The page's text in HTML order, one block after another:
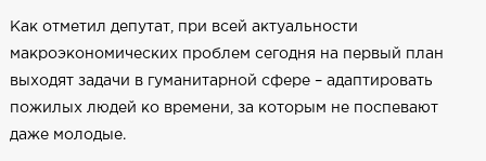
Как отметил депутат, при всей актуальности
макроэкономических проблем сегодня на первый план
выходят задачи в гуманитарной сфере – адаптировать
пожилых людей ко времени, за которым не поспевают
даже молодые.